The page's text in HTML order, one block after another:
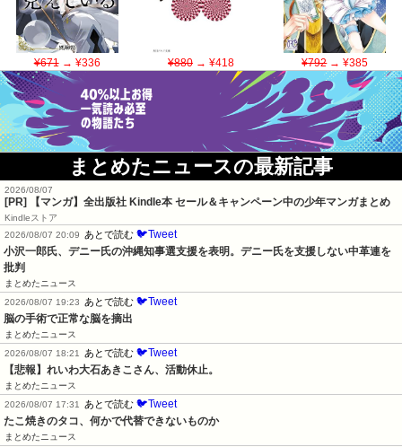
¥671→ ¥336 ¥880→ ¥418 ¥792→ ¥385
まとめたニュースの最新記事
2026/08/07
[PR] 【マンガ】全出版社 Kindle本 セール＆キャンペーン中の少年マンガまとめ
Kindleストア
2026/08/07 20:09
あとで読む 🐦Tweet
小沢一郎氏、デニー氏の沖縄知事選支援を表明。デニー氏を支援しない中革連を
批判
まとめたニュース
2026/08/07 19:23
あとで読む 🐦Tweet
脳の手術で正常な脳を摘出
まとめたニュース
2026/08/07 18:21
あとで読む 🐦Tweet
【悲報】れいわ大石あきこさん、活動休止。
まとめたニュース
2026/08/07 17:31
あとで読む 🐦Tweet
たこ焼きのタコ、何かで代替できないものか
まとめたニュース